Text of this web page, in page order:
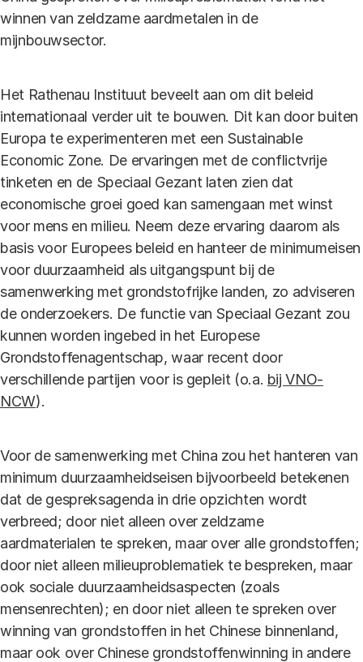
winnen van zeldzame aardmetalen in de
mijnbouwsector.
Het Rathenau Instituut beveelt aan om dit beleid
internationaal verder uit te bouwen. Dit kan door buiten
Europa te experimenteren met een Sustainable
Economic Zone. De ervaringen met de conflictvrije
tinketen en de Speciaal Gezant laten zien dat
economische groei goed kan samengaan met winst
voor mens en milieu. Neem deze ervaring daarom als
basis voor Europees beleid en hanteer de minimumeisen
voor duurzaamheid als uitgangspunt bij de
samenwerking met grondstofrijke landen, zo adviseren
de onderzoekers. De functie van Speciaal Gezant zou
kunnen worden ingebed in het Europese
Grondstoffenagentschap, waar recent door
verschillende partijen voor is gepleit (o.a. bij VNO-
NCW).
Voor de samenwerking met China zou het hanteren van
minimum duurzaamheidseisen bijvoorbeeld betekenen
dat de gespreksagenda in drie opzichten wordt
verbreed; door niet alleen over zeldzame
aardmaterialen te spreken, maar over alle grondstoffen;
door niet alleen milieuproblematiek te bespreken, maar
ook sociale duurzaamheidsaspecten (zoals
mensenrechten); en door niet alleen te spreken over
winning van grondstoffen in het Chinese binnenland,
maar ook over Chinese grondstoffenwinning in andere